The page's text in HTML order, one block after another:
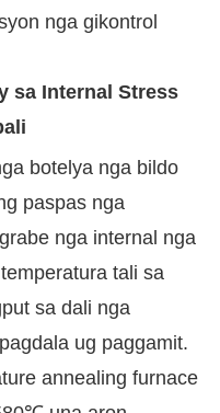
nga gikontrol
sa Internal Stress
botelya nga bildo
paspas nga
nga internal nga
tali sa
sa dali nga
ug paggamit.
annealing furnace